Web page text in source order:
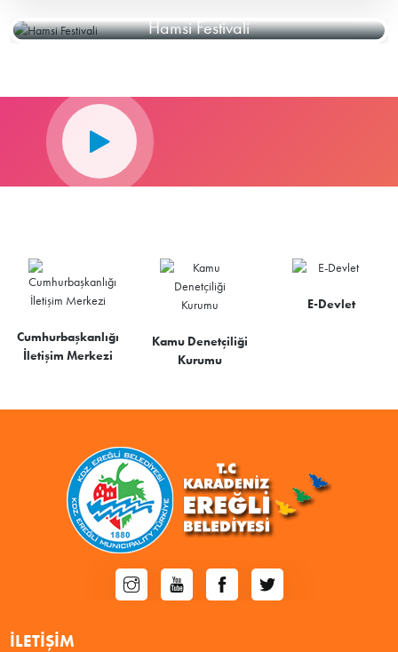
Hamsi Festivali
Cumhurbaşkanlığı
İletişim Merkezi
Kamu Denetçiliği
Kurumu
E-Devlet
İLETIŞIM